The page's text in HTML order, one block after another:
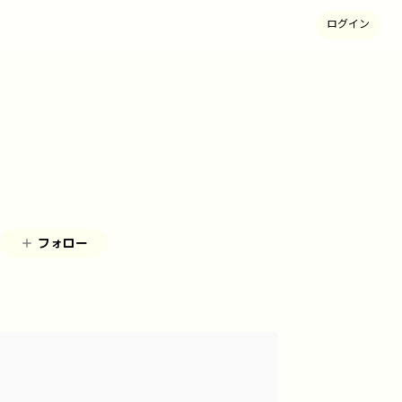
ログイン
フォロー